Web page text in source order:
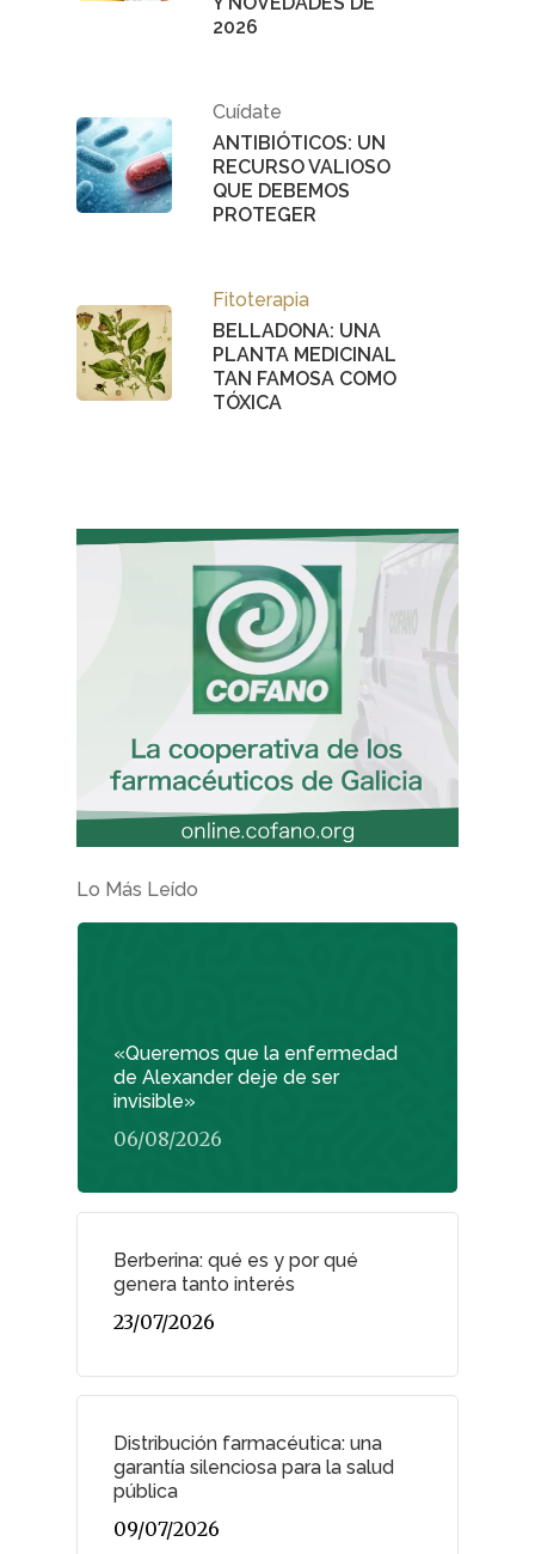
2026
Cuídate
ANTIBIÓTICOS: UN
RECURSO VALIOSO
QUE DEBEMOS
PROTEGER
Fitoterapia
BELLADONA: UNA
PLANTA MEDICINAL
TAN FAMOSA COMO
TÓXICA
Lo Más Leído
«Queremos que la enfermedad
de Alexander deje de ser
invisible»
06/08/2026
Berberina: qué es y por qué
genera tanto interés
23/07/2026
Distribución farmacéutica: una
garantía silenciosa para la salud
pública
09/07/2026
I Jornada Gallega De
Problemas
Salud
Fitoterapia
La Voz De